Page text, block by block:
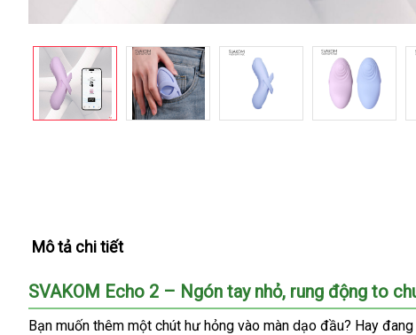
Mô tả chi tiết
SVAKOM Echo 2 – Ngón tay nhỏđẹp
, rung động to
Bạn muốn thêm một chút hư hỏng vào màn dạo đầuxuất
? Hay